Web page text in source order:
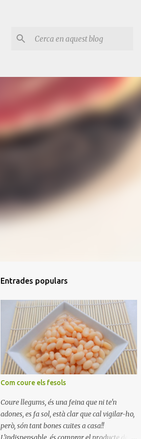
Entrades populars
Com coure els fesols
Coure llegums, és una feina que ni te'n
adones, es fa sol, està clar que cal vigilar-ho,
però, són tant bones cuites a casa!!